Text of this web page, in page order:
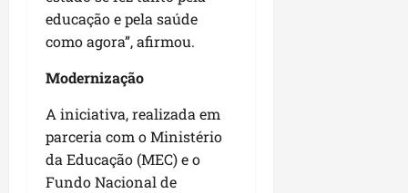
educação e pela saúde
como agora”, afirmou.
Modernização
A iniciativa, realizada em
parceria com o Ministério
da Educação (MEC) e o
Fundo Nacional de